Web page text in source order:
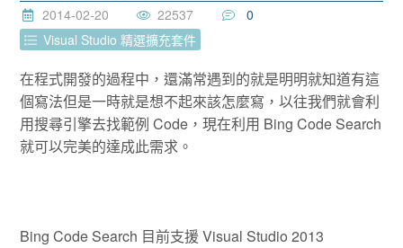
2014-02-20 22537
0
Visual Studio 精選擴充套件
在程式開發的過程中，還滿常遇到的就是明明就知道有這
個寫法但是一時就是想不起來該怎麼寫，以往我們就會利
用搜尋引擎去找範例 Code，現在利用 Bing Code Search
就可以完美的達成此需求。
Bing Code Search 目前支援 Visual Studio 2013